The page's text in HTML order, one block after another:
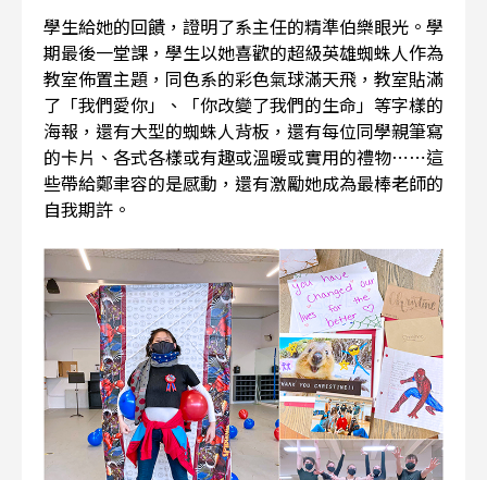
學生給她的回饋，證明了系主任的精準伯樂眼光。學
期最後一堂課，學生以她喜歡的超級英雄蜘蛛人作為
教室佈置主題，同色系的彩色氣球滿天飛，教室貼滿
了「我們愛你」、「你改變了我們的生命」等字樣的
海報，還有大型的蜘蛛人背板，還有每位同學親筆寫
的卡片、各式各樣或有趣或溫暖或實用的禮物⋯⋯這
些帶給鄭聿容的是感動，還有激勵她成為最棒老師的
自我期許。